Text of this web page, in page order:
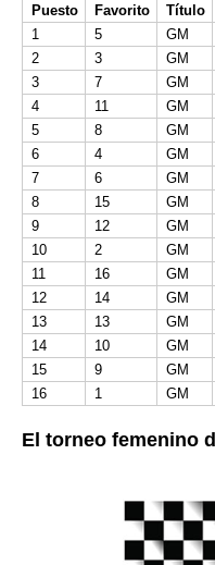
Puesto Favorito Título
1
5 GM
2
3 GM
3
7 GM
4
11 GM
5
8 GM
6
4 GM
7
6 GM
8
15 GM
9
12 GM
10
2 GM
11
16 GM
12
14 GM
13
13 GM
14
10 GM
15
9 GM
16
1 GM
El torneo femenino